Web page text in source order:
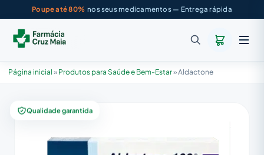
Poupe até 80% nos seus medicamentos — Entrega rápida
Página inicial » Produtos para Saúde e Bem-Estar»Aldactone
Qualidade garantida